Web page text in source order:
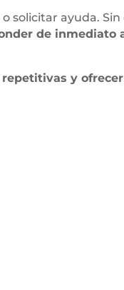
solicitar ayuda.
de inmediato
y